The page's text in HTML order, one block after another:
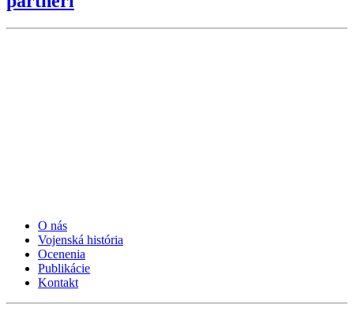
O nás
Vojenská história
Ocenenia
Publikácie
Kontakt